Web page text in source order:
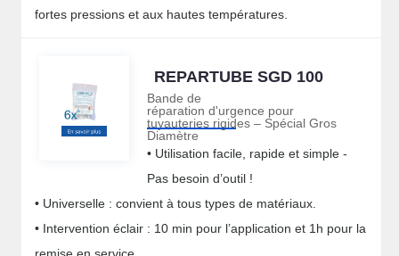
fortes pressions et aux hautes températures.
REPARTUBE SGD 100
Bande de
réparation d'urgence pour
tuyauteries rigides – Spécial Gros
Diamètre
• Utilisation facile, rapide et simple -
Pas besoin d’outil !
• Universelle : convient à tous types de matériaux.
• Intervention éclair : 10 min pour l’application et 1h pour la